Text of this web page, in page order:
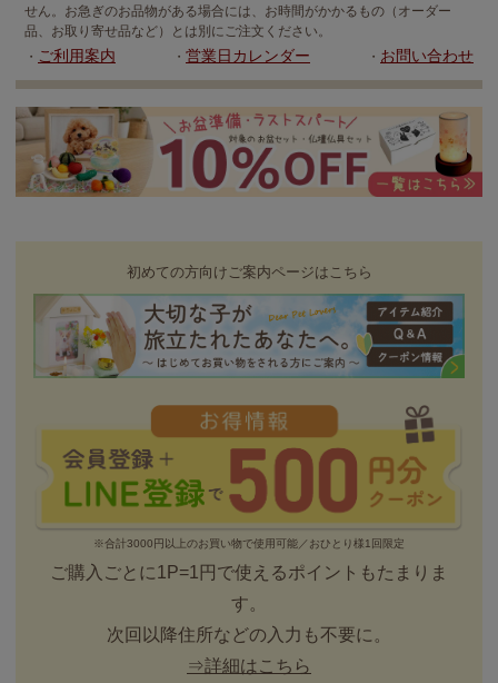
せん。お急ぎのお品物がある場合には、お時間がかかるもの（オーダー
品、お取り寄せ品など）とは別にご注文ください。
・ ご利用案内 ・ 営業日カレンダー ・ お問い合わせ
初めての方向けご案内ページはこちら
※合計3000円以上のお買い物で使用可能／おひとり様1回限定
ご購入ごとに1P=1円で使えるポイントもたまりま
す。
次回以降住所などの入力も不要に。
⇒詳細はこちら